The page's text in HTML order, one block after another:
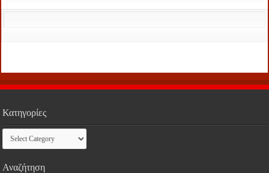
Κατηγορίες
Κατηγορίες
Αναζήτηση